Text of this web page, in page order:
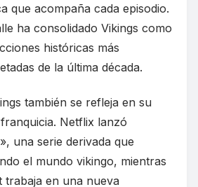
que acompaña cada episodio.
ha consolidado Vikings como
históricas más
de la última década.
también se refleja en su
Netflix lanzó
una serie derivada que
el mundo vikingo, mientras
trabaja en una nueva